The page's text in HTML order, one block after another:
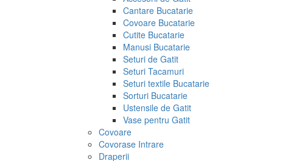
Cantare Bucatarie
Covoare Bucatarie
Cutite Bucatarie
Manusi Bucatarie
Seturi de Gatit
Seturi Tacamuri
Seturi textile Bucatarie
Sorturi Bucatarie
Ustensile de Gatit
Vase pentru Gatit
Covoare
Covorase Intrare
Draperii